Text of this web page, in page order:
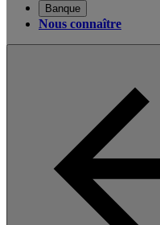
Banque
Nous connaître